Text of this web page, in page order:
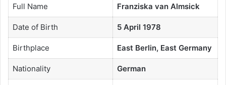
Full Name Franziska van Almsick
Date of Birth 5 April 1978
Birthplace East Berlin, East Germany
Nationality German